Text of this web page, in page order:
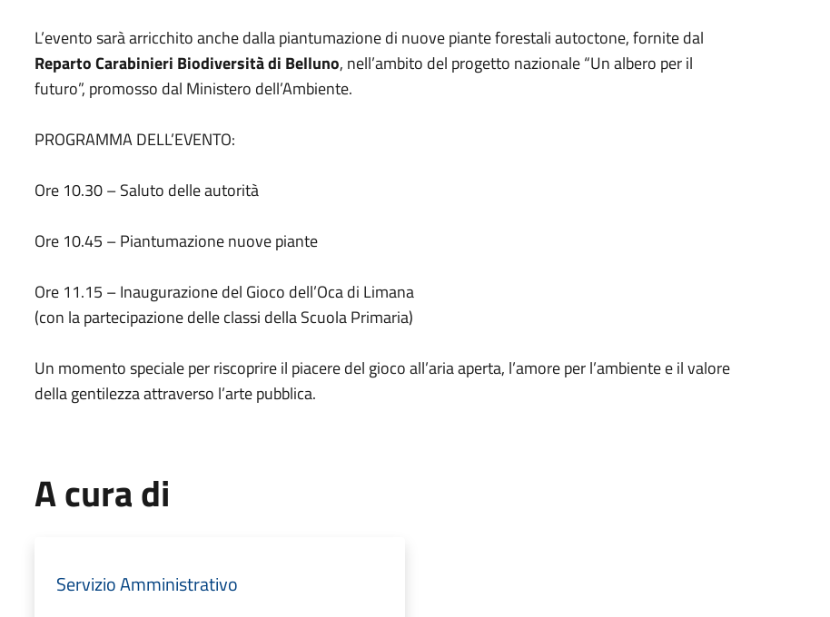
L’evento sarà arricchito anche dalla piantumazione di nuove piante forestali autoctone, fornite dal
Reparto Carabinieri Biodiversità di Belluno, nell’ambito del progetto nazionale “Un albero per il
futuro”, promosso dal Ministero dell’Ambiente.
PROGRAMMA DELL’EVENTO:
Ore 10.30 – Saluto delle autorità
Ore 10.45 – Piantumazione nuove piante
Ore 11.15 – Inaugurazione del Gioco dell’Oca di Limana
(con la partecipazione delle classi della Scuola Primaria)
Un momento speciale per riscoprire il piacere del gioco all’aria aperta, l’amore per l’ambiente e il valore
della gentilezza attraverso l’arte pubblica.
A cura di
Servizio Amministrativo